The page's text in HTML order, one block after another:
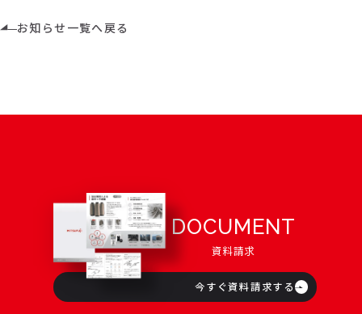
お知らせ一覧へ戻る
DOCUMENT
資料請求
今すぐ資料請求する